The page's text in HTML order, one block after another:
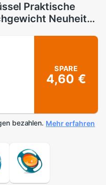
Praktische
Neuheit
SPARE
4,60 €
bezahlen. Mehr erfahren